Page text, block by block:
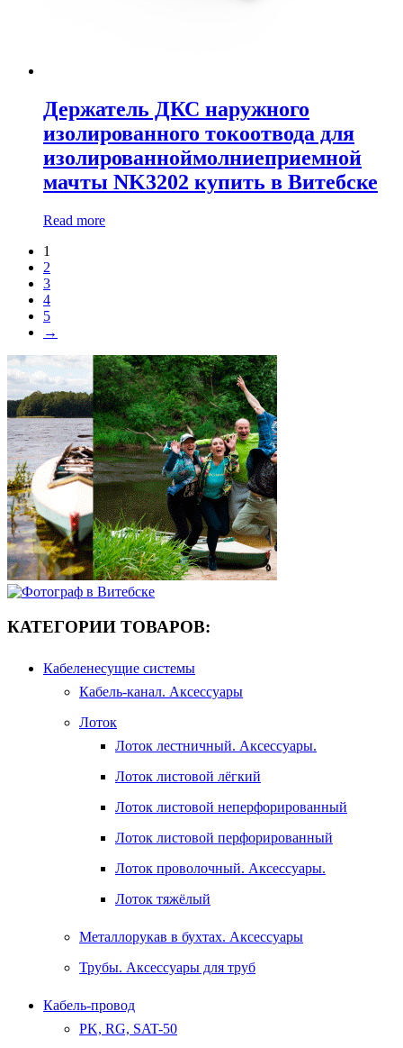
Держатель ДКС наружного
изолированного токоотвода для
изолированноймолниеприемной
мачты NK3202 купить в Витебске
Read more
1
2
3
4
5
→
КАТЕГОРИИ ТОВАРОВ:
Кабеленесущие системы
Кабель-канал. Аксессуары
Лоток
Лоток лестничный. Аксессуары.
Лоток листовой лёгкий
Лоток листовой неперфорированный
Лоток листовой перфорированный
Лоток проволочный. Аксессуары.
Лоток тяжёлый
Металлорукав в бухтах. Аксессуары
Трубы. Аксессуары для труб
Кабель-провод
PK, RG, SAT-50